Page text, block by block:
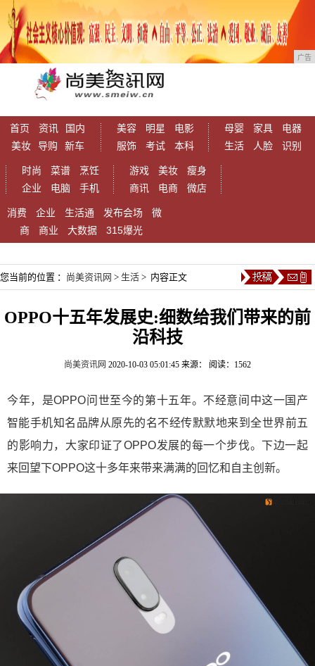
广告
首页 资讯
国内
美妆
导购 新车
美容 明星
电影
服饰
考试 本科
母婴 家具
电器
生活
人脸 识别
时尚 菜谱
烹饪
企业
电脑 手机
游戏 美妆
瘦身
商讯
电商 微店
消费 企业 生活通 发布会场
微
商
商业 大数据 315爆光
您当前的位置 ： 尚美资讯网 > 生活 > 内容正文
OPPO十五年发展史:细数给我们带来的前
沿科技
尚美资讯网 2020-10-03 05:01:45 来源： 阅读：1562
今年，是OPPO问世至今的第十五年。不经意间中这一国产
智能手机知名品牌从原先的名不经传默默地来到全世界前五
的影响力，大家印证了OPPO发展的每一个步伐。下边一起
来回望下OPPO这十多年来带来满满的回忆和自主创新。